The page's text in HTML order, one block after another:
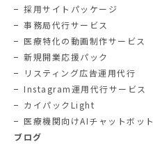
採用サイトパッケージ
事務局代行サービス
医療特化の動画制作サービス
新規開業応援パック
リスティング広告運用代行
Instagram運用代行サービス
カイパックLight
医療機関向けAIチャットボット
ブログ